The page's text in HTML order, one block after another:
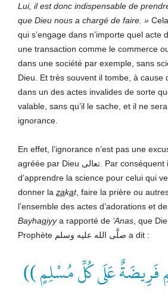
Lui, il est donc indispensable de
que Dieu nous a chargé de faire. »
qui s’engage dans n’importe quel acte
une transaction comme le commerce
dans une société par exemple, sans
Dieu. Et très souvent il tombe, à cause
dans un des actes invalides de sorte
valable, sans qu’il le sache, et il ne
ignorance.
En effet, l’ignorance n’est pas une
agréée par Dieu تعالى. Par conséquent il est indispensable
d’apprendre la science pour celui qui
donner la zakat, faire la prière ou
l’ensemble des actes d’adorations et
Bayhaqiyya rapporté de ‘Anas , que
Prophète صلَّى الله عليه وسلم a dit :
فَرِيضَةٌ عَلَى كُلِّ مُسْلِمٍ ))